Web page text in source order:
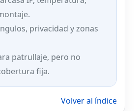
privacidad y zonas
patrullaje, pero no
fija.
Volver al índice